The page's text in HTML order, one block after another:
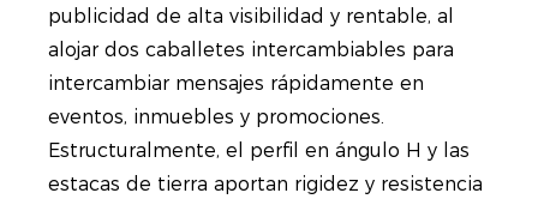
publicidad de alta visibilidad y rentable, al
alojar dos caballetes intercambiables para
intercambiar mensajes rápidamente en
eventos, inmuebles y promociones.
Estructuralmente, el perfil en ángulo H y las
estacas de tierra aportan rigidez y resistencia